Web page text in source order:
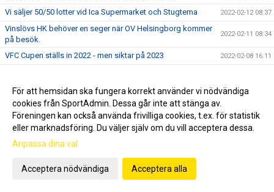
Vi säljer 50/50 lotter vid Ica Supermarket och Stugtema 2022-02-12 08:37
Vinslövs HK behöver en seger när OV Helsingborg kommer
på besök.
2022-02-11 08:34
VFC Cupen ställs in 2022 - men siktar på 2023 2022-02-08 16:11
Save the date 2022-02-07 07:09
Bilder från Damernas match mot KFI Karlskrona HB 220205 2022-02-06 20:55
Matcher i Furutorpshallen vecka 6 2022-02-06 19:23
Vill ni ha er lott innan dragning?
Bilder från Damernas match mot IFK Kristianstad 220203
Nu drar vi igång nästa 50/50 lotteri.
För att hemsidan ska fungera korrekt använder vi nödvändiga
cookies från SportAdmin. Dessa går inte att stänga av.
Föreningen kan också använda frivilliga cookies, t.ex. för statistik
eller marknadsföring. Du väljer själv om du vill acceptera dessa.
Anpassa dina val
Acceptera nödvändiga Acceptera alla